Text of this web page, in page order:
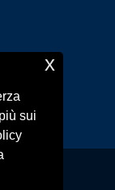
sui
x